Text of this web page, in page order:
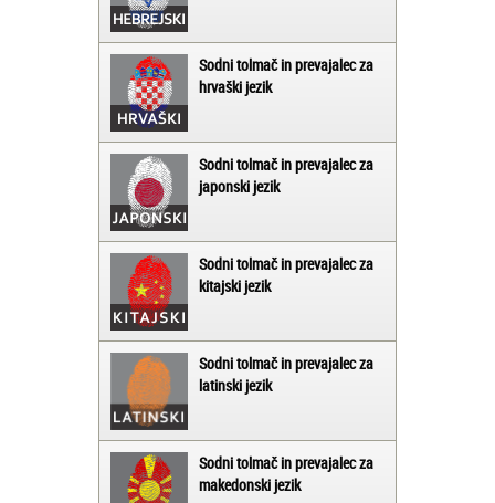
Sodni tolmač in prevajalec za
hrvaški jezik
Sodni tolmač in prevajalec za
japonski jezik
Sodni tolmač in prevajalec za
kitajski jezik
Sodni tolmač in prevajalec za
latinski jezik
Sodni tolmač in prevajalec za
makedonski jezik